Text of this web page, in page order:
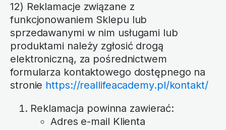
12) Reklamacje związane z
funkcjonowaniem Sklepu lub
sprzedawanymi w nim usługami lub
produktami należy zgłosić drogą
elektroniczną, za pośrednictwem
formularza kontaktowego dostępnego na
stronie https://reallifeacademy.pl/kontakt/
Reklamacja powinna zawierać:
Adres e-mail Klienta